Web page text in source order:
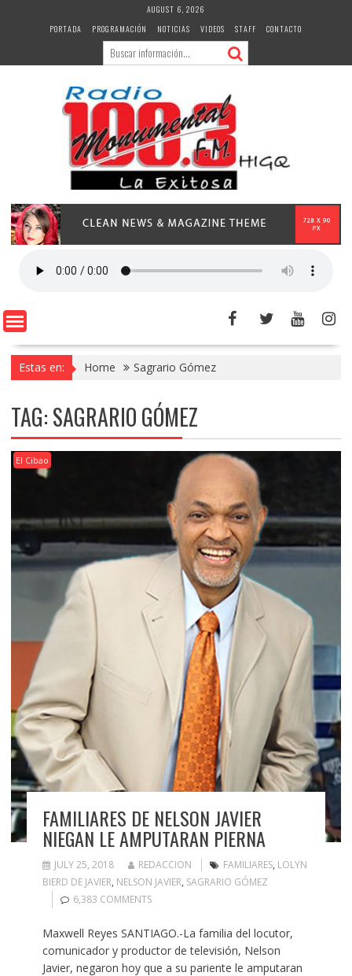
AUGUST 6, 2026
PORTADA
PROGRAMACIÓN NOTICIAS VIDEOS STAFF CONTACTO
Estas en: Home Sagrario Gómez
TAG:SAGRARIO GÓMEZ
El Cibao
FAMILIARES DE NELSON JAVIER
NIEGAN LE AMPUTARAN PIERNA
JULY 25, 2018 REDACCION FAMILIARES, LOLYN
BIERD DE JAVIER, NELSON JAVIER, SAGRARIO GÓMEZ
6,383 COMMENTS
Maxwell Reyes SANTIAGO.-La familia del locutor,
comunicador y productor de televisión, Nelson
Javier, negaron hoy que a su pariente le amputaran